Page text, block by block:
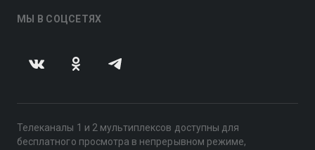
МЫ В СОЦСЕТЯХ
Телеканалы 1 и 2 мультиплексов доступны для
бесплатного просмотра в непрерывном режиме,